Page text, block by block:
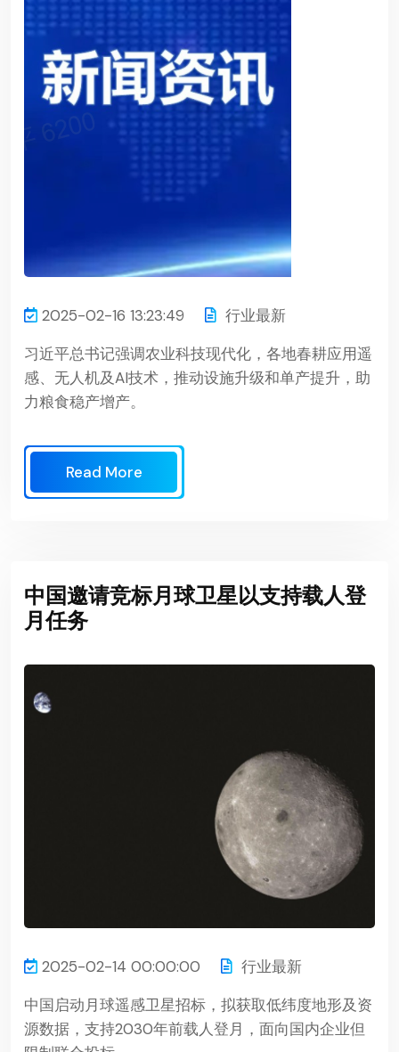
2025-02-16 13:23:49
行业最新
习近平总书记强调农业科技现代化，各地春耕应用遥
感、无人机及AI技术，推动设施升级和单产提升，助
力粮食稳产增产。
Read More
中国邀请竞标月球卫星以支持载人登
月任务
2025-02-14 00:00:00
行业最新
中国启动月球遥感卫星招标，拟获取低纬度地形及资
源数据，支持2030年前载人登月，面向国内企业但